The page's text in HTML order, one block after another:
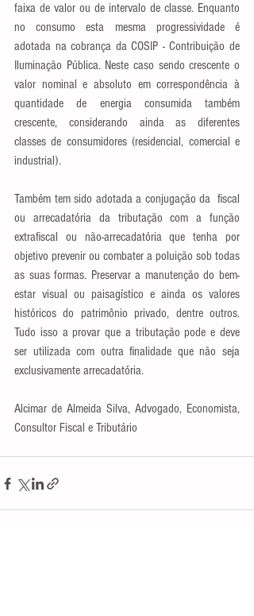
faixa de valor ou de intervalo de classe. Enquanto
no consumo esta mesma progressividade é
adotada na cobrança da COSIP - Contribuição de
Iluminação Pública. Neste caso sendo crescente o
valor nominal e absoluto em correspondência à
quantidade de energia consumida também
crescente, considerando ainda as diferentes
classes de consumidores (residencial, comercial e
industrial).
Também tem sido adotada a conjugação da  fiscal
ou arrecadatória da tributação com a função
extrafiscal ou não-arrecadatória que tenha por
objetivo prevenir ou combater a poluição sob todas
as suas formas. Preservar a manutenção do bem-
estar visual ou paisagístico e ainda os valores
históricos do patrimônio privado, dentre outros.
Tudo isso a provar que a tributação pode e deve
ser utilizada com outra finalidade que não seja
exclusivamente arrecadatória.
Alcimar de Almeida Silva, Advogado, Economista,
Consultor Fiscal e Tributário